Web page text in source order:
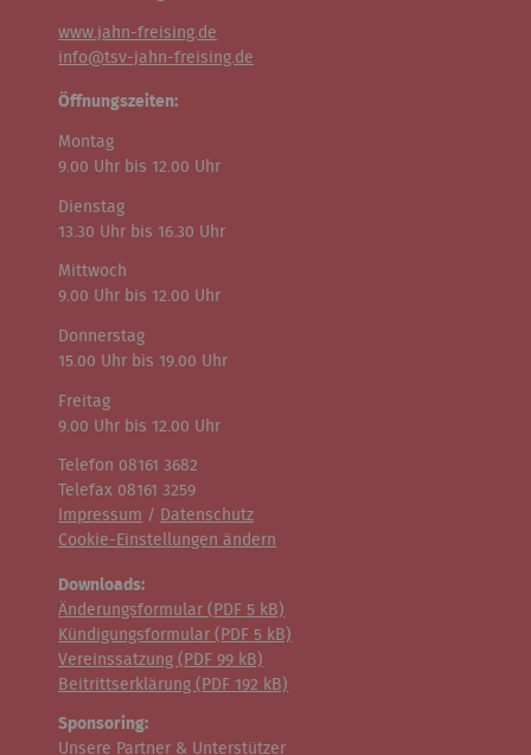
www.jahn-freising.de
info@tsv-jahn-freising.de
Öffnungszeiten:
Montag
9.00 Uhr bis 12.00 Uhr
Dienstag
13.30 Uhr bis 16.30 Uhr
Mittwoch
9.00 Uhr bis 12.00 Uhr
Donnerstag
15.00 Uhr bis 19.00 Uhr
Freitag
9.00 Uhr bis 12.00 Uhr
Telefon 08161 3682
Telefax 08161 3259
Impressum /
Datenschutz
Cookie-Einstellungen ändern
Downloads:
Änderungsformular ( PDF 5 kB)
Kündigungsformular ( PDF 5 kB)
Vereinssatzung ( PDF 99 kB)
Beitrittserklärung ( PDF 192 kB)
Sponsoring:
Unsere Partner & Unterstützer